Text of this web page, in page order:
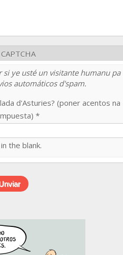
CAPTCHA
si ye usté un visitante humanu pa
automáticos d'spam.
d'Asturies? (poner acentos na
*
in the blank.